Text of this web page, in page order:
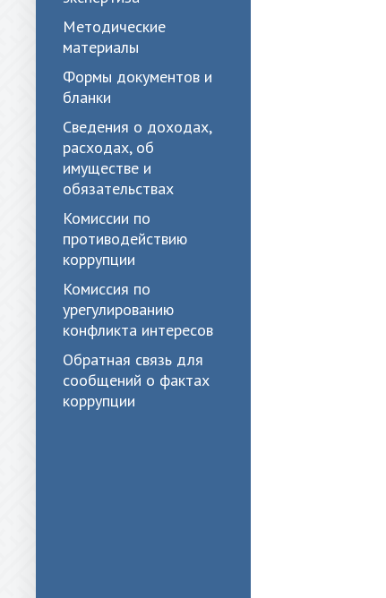
Методические
материалы
Формы документов и
бланки
Сведения о доходах,
расходах, об
имуществе и
обязательствах
Комиссии по
противодействию
коррупции
Комиссия по
урегулированию
конфликта интересов
Обратная связь для
сообщений о фактах
коррупции